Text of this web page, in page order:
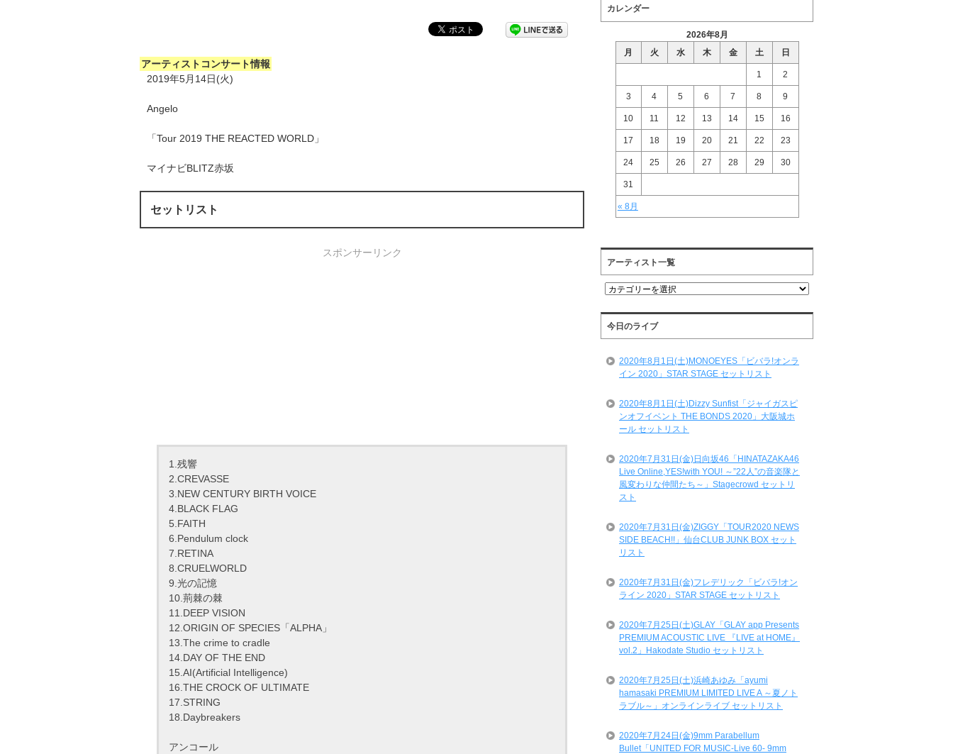
アーティストコンサート情報
2019年5月14日(火)
Angelo
「Tour 2019 THE REACTED WORLD」
マイナビBLITZ赤坂
セットリスト
スポンサーリンク
1.残響
2.CREVASSE
3.NEW CENTURY BIRTH VOICE
4.BLACK FLAG
5.FAITH
6.Pendulum clock
7.RETINA
8.CRUELWORLD
9.光の記憶
10.荊棘の棘
11.DEEP VISION
12.ORIGIN OF SPECIES「ALPHA」
13.The crime to cradle
14.DAY OF THE END
15.AI(Artificial Intelligence)
16.THE CROCK OF ULTIMATE
17.STRING
18.Daybreakers
アンコール
カレンダー
2026年8月
月
火 水 木 金 土 日
« 8月
1 2
3 4 5 6 7 8 9
10 11 12 13 14 15 16
17 18 19 20 21 22 23
24 25 26 27 28 29 30
31
アーティスト一覧
ア
テ
ィ
ス
一
今日のライブ
2020年8月1日(土)MONOEYES「ビバラ!オンラ
イン 2020」STAR STAGE セットリスト
2020年8月1日(土)Dizzy Sunfist「ジャイガスピ
ンオフイベント THE BONDS 2020」大阪城ホ
ール セットリスト
2020年7月31日(金)日向坂46「HINATAZAKA46
Live Online,YES!with YOU! ～”22人”の音楽隊と
風変わりな仲間たち～」Stagecrowd セットリ
スト
2020年7月31日(金)ZIGGY「TOUR2020 NEWS
SIDE BEACH!!」仙台CLUB JUNK BOX セット
リスト
2020年7月31日(金)フレデリック「ビバラ!オン
ライン 2020」STAR STAGE セットリスト
2020年7月25日(土)GLAY「GLAY app Presents
PREMIUM ACOUSTIC LIVE 『LIVE at HOME』
vol.2」Hakodate Studio セットリスト
2020年7月25日(土)浜崎あゆみ「ayumi
hamasaki PREMIUM LIMITED LIVE A ～夏ノト
ラブル～」オンラインライブ セットリスト
2020年7月24日(金)9mm Parabellum
Bullet「UNITED FOR MUSIC-Live 60- 9mm